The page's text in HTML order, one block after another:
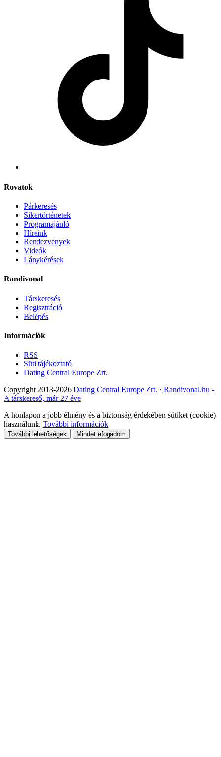
Rovatok
Párkeresés
Sikertörténetek
Programajánló
Híreink
Rendezvények
Videók
Lánykérések
Randivonal
Társkeresés
Regisztráció
Belépés
Információk
RSS
Süti tájékoztató
Dating Central Europe Zrt.
Copyright 2013-2026 Dating Central Europe Zrt. · Randivonal.hu -
A társkereső, már 27 éve
A honlapon a jobb élmény és a biztonság érdekében sütiket (cookie)
használunk. További információk
További lehetőségek Mindet efogadom